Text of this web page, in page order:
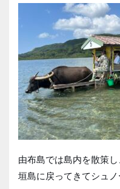
由布島では島内を散策
垣島に戻ってきてシュ